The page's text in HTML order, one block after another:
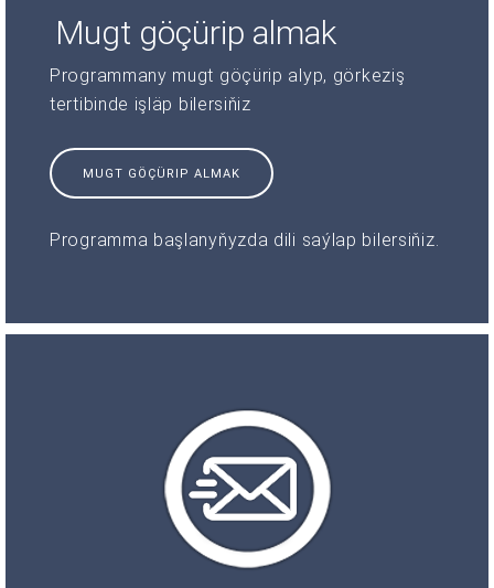
Mugt göçürip almak
Programmany mugt göçürip alyp, görkeziş
tertibinde işläp bilersiňiz
MUGT GÖÇÜRIP ALMAK
Programma başlanyňyzda dili saýlap bilersiňiz.